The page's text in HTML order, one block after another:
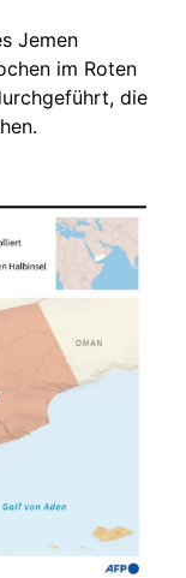
Jemen
im Roten
die